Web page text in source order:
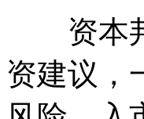
资本邦
资建议，